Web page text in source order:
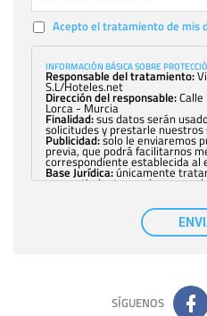
Acepto el tratamiento de mis
INFORMACIÓN BÁSICA SOBRE
Responsable del tratamiento:
S.L/Hoteles.net
Dirección del responsable:
Lorca - Murcia
Finalidad:sus datos serán
solicitudes y prestarle nuestros
Publicidad:solo le enviaremos
previa, que podrá facilitarnos
correspondiente establecida al
Base Jurídica:únicamente
consentimiento previo, que
con carácter
nuestra entidad que esté
tener conocimiento de la
comunicarán datos a terceros.
adicional y detallada sobre
política de privacidad
SÍGUENOS